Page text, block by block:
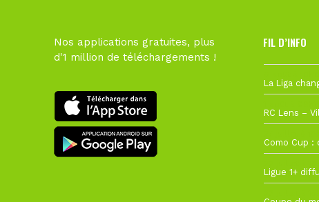
Nos applications gratuites, plus
d'1 million de téléchargements !
FIL D’INFO